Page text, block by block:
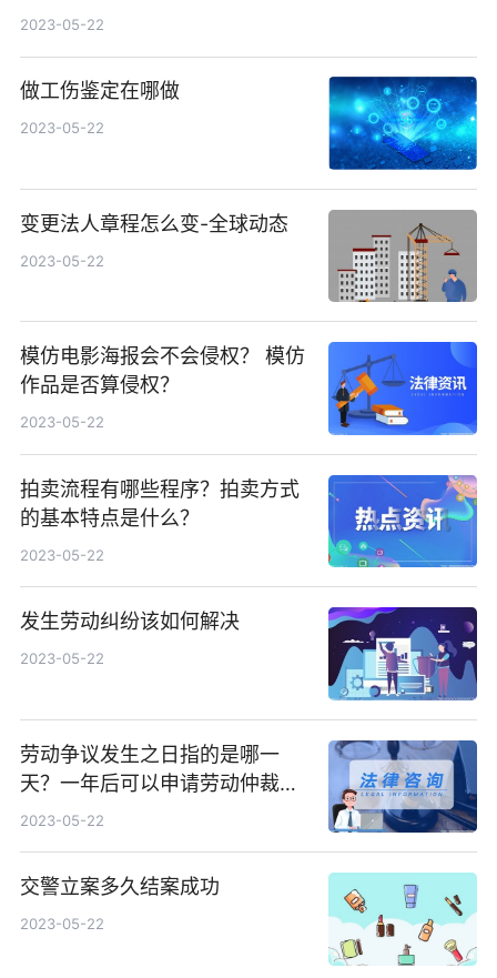
2023-05-22
做工伤鉴定在哪做
2023-05-22
变更法人章程怎么变-全球动态
2023-05-22
模仿电影海报会不会侵权？ 模仿
作品是否算侵权？
2023-05-22
拍卖流程有哪些程序？拍卖方式
的基本特点是什么？
2023-05-22
发生劳动纠纷该如何解决
2023-05-22
劳动争议发生之日指的是哪一
天？一年后可以申请劳动仲裁
吗？
2023-05-22
交警立案多久结案成功
2023-05-22